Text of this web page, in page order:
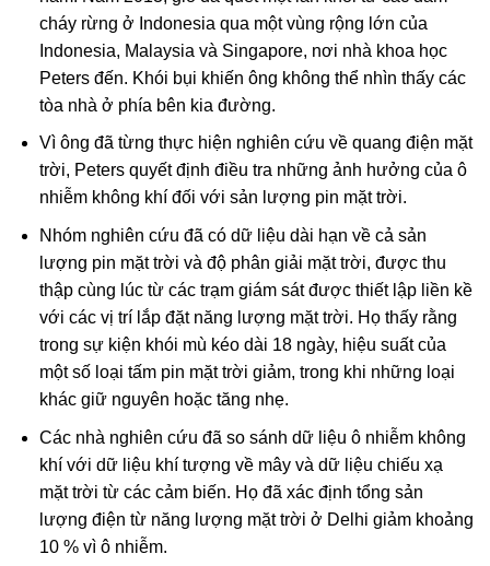
cháy rừng ở Indonesia qua một vùng rộng lớn của
Indonesia, Malaysia và Singapore, nơi nhà khoa học
Peters đến. Khói bụi khiến ông không thể nhìn thấy các
tòa nhà ở phía bên kia đường.
Vì ông đã từng thực hiện nghiên cứu về quang điện mặt
trời, Peters quyết định điều tra những ảnh hưởng của ô
nhiễm không khí đối với sản lượng pin mặt trời.
Nhóm nghiên cứu đã có dữ liệu dài hạn về cả sản
lượng pin mặt trời và độ phân giải mặt trời, được thu
thập cùng lúc từ các trạm giám sát được thiết lập liền kề
với các vị trí lắp đặt năng lượng mặt trời. Họ thấy rằng
trong sự kiện khói mù kéo dài 18 ngày, hiệu suất của
một số loại tấm pin mặt trời giảm, trong khi những loại
khác giữ nguyên hoặc tăng nhẹ.
Các nhà nghiên cứu đã so sánh dữ liệu ô nhiễm không
khí với dữ liệu khí tượng về mây và dữ liệu chiếu xạ
mặt trời từ các cảm biến. Họ đã xác định tổng sản
lượng điện từ năng lượng mặt trời ở Delhi giảm khoảng
10 % vì ô nhiễm.